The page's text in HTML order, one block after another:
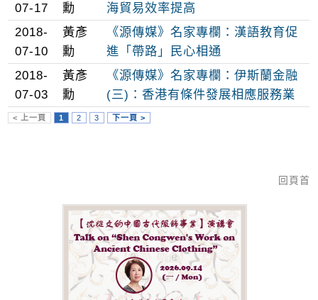
07-17
勳
海貿易效率提高
2018-
07-10
黃彥
勳
《源傳媒》名家專欄：漢語教育促
進「帶路」民心相通
2018-
07-03
黃彥
勳
《源傳媒》名家專欄：伊斯蘭金融
(三)：香港有條件發展相應服務業
< 上一頁 1 2 3 下一頁 >
回頁首